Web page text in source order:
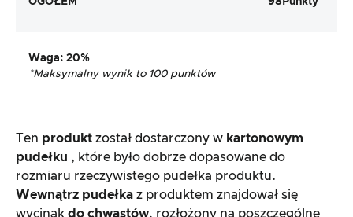
Waga: 20%
*Maksymalny wynik to 100 punktów
Ten produkt został dostarczony w kartonowym
pudełku , które było dobrze dopasowane do
rozmiaru rzeczywistego pudełka produktu.
Wewnątrz pudełka z produktem znajdował się
wycinak do chwastów, rozłożony na poszczególne